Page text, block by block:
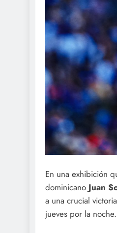
En una exhibición
dominicano Juan
a una crucial victoria
jueves por la noche.